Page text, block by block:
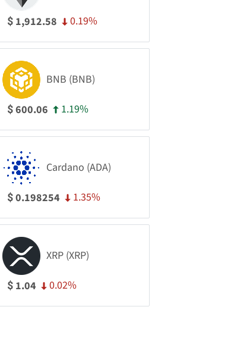
$ 1,912.58 0.19%
BNB (BNB)
$600.06 1.19%
Cardano (ADA)
$0.198254 1.35%
XRP (XRP)
$ 1.04 0.02%